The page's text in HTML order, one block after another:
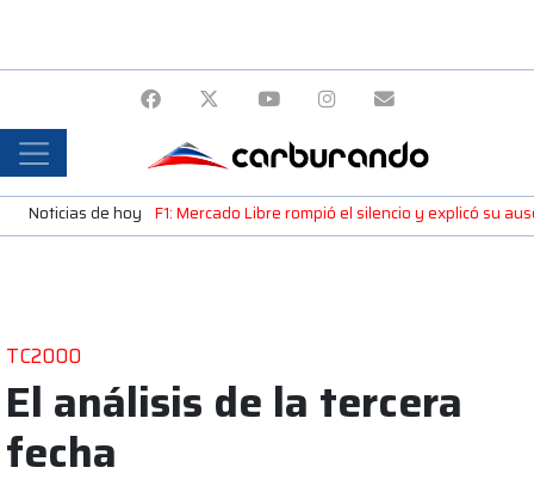
Noticias de hoy F1: Mercado Libre rompió el silencio y explicó su
TC2000
El análisis de la tercera
fecha